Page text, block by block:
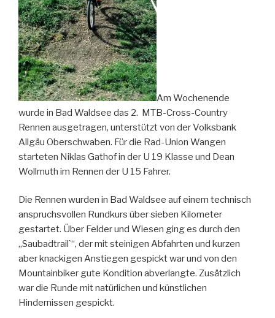
Am Wochenende
wurde in Bad Waldsee das 2. MTB-Cross-Country
Rennen ausgetragen, unterstützt von der Volksbank
Allgäu Oberschwaben. Für die Rad-Union Wangen
starteten Niklas Gathof in der U 19 Klasse und Dean
Wollmuth im Rennen der U 15 Fahrer.
Die Rennen wurden in Bad Waldsee auf einem technisch
anspruchsvollen Rundkurs über sieben Kilometer
gestartet. Über Felder und Wiesen ging es durch den
„Saubadtrail`“, der mit steinigen Abfahrten und kurzen
aber knackigen Anstiegen gespickt war und von den
Mountainbiker gute Kondition abverlangte. Zusätzlich
war die Runde mit natürlichen und künstlichen
Hindernissen gespickt.